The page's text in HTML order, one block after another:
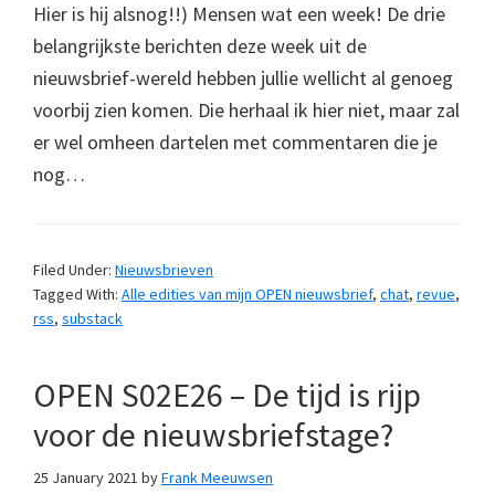
Hier is hij alsnog!!) Mensen wat een week! De drie
belangrijkste berichten deze week uit de
nieuwsbrief-wereld hebben jullie wellicht al genoeg
voorbij zien komen. Die herhaal ik hier niet, maar zal
er wel omheen dartelen met commentaren die je
nog…
Filed Under: Nieuwsbrieven
Tagged With: Alle edities van mijn OPEN nieuwsbrief, chat, revue,
rss, substack
OPEN S02E26 – De tijd is rijp
voor de nieuwsbriefstage?
25 January 2021 byFrank Meeuwsen